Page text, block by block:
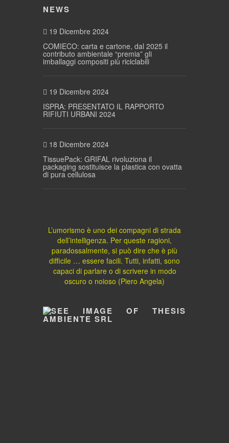
NEWS
19 Dicembre 2024
COMIECO: carta e cartone, dal 2025 il
contributo ambientale “premia” gli
imballaggi compositi più riciclabili
19 Dicembre 2024
ISPRA: PRESENTATO IL RAPPORTO
RIFIUTI URBANI 2024
18 Dicembre 2024
TissuePack: GRIFAL rivoluziona il
packaging sostituisce la plastica con ovatta
di pura cellulosa
L’umorismo è uno dei compagni di strada
dell’intelligenza. Per queste ragioni,
paradossalmente, si può dire che è più
difficile … essere facili. Tutti, infatti, sono
capaci di parlare o di scrivere in modo
oscuro o noioso (Piero Angela)